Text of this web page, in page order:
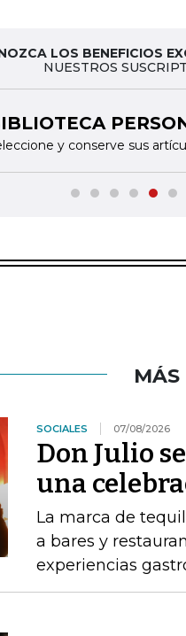
LOS BENEFICIOS
NUESTROS
y conserve sus
MÁS
SOCIALES 07/08/2026
Don Julio
una
La marca de
a bares y
experiencias